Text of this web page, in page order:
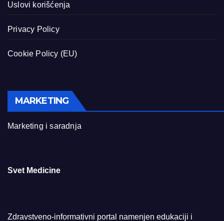
Uslovi korišćenja
Privacy Policy
Cookie Policy (EU)
MARKETING
Marketing i saradnja
Svet Medicine
Zdravstveno-informativni portal namenjen edukaciji i